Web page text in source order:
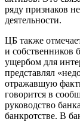
ряду признаков
деятельности.
ЦБ также
и собственников
ущербом для
представлял
отражавшую
говорится в
руководство
банкротстве. В